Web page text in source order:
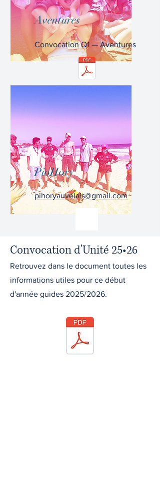
Aventures
Convocation Q1 — Aventures
PioHory
pihoryauvelais@gmail.com
Convocation d'Unité 25•26
Retrouvez dans le document toutes les
informations utiles pour ce début
d'année guides 2025/2026.